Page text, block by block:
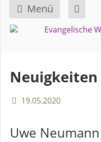
Menü
Navigation
GEMEINDE
Über
uns
Bezirke
Neuigkeiten
19.05.2020
Uwe